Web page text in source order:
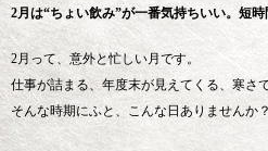
2月は“ちょい飲み”が一番気持ちいい。短
2月って、意外と忙しい月です。
仕事が詰まる、年度末が見えてくる、寒さ
そんな時期にふと、こんな日ありませんか？